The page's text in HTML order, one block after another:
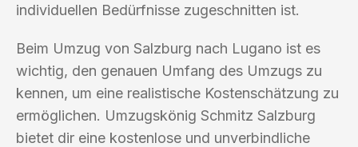
individuellen Bedürfnisse zugeschnitten ist.
Beim Umzug von Salzburg nach Lugano ist es
wichtig, den genauen Umfang des Umzugs zu
kennen, um eine realistische Kostenschätzung zu
ermöglichen. Umzugskönig Schmitz Salzburg
bietet dir eine kostenlose und unverbindliche